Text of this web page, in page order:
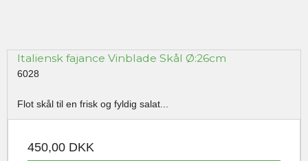
Italiensk fajance Vinblade Skål Ø:26cm
6028
Flot skål til en frisk og fyldig salat...
450,00 DKK